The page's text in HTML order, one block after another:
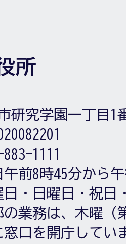
所
研究学園一丁目1
1111
午前8時45分から
日・日曜日・祝日
の業務は、木曜（
窓口を開庁してい